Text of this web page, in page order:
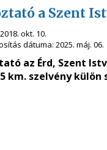
a Szent
2018. okt. 10.
dátuma: 2025. máj. 06.
az Érd, Szent
km. szelvény